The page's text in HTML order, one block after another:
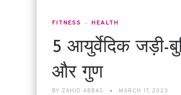
FITNESS HEALTH
5 आयुर्वेदिक जड़ी-
और गुण
BY ZAHID ABBAS MARCH 17, 2023